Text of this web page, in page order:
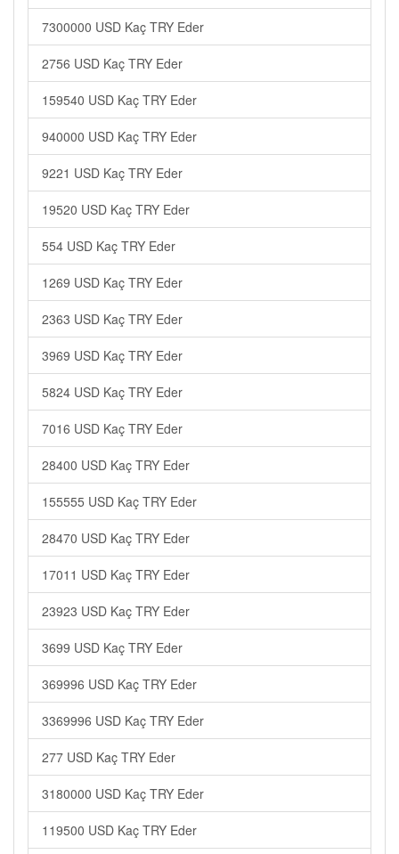
7300000 USD Kaç TRY Eder
2756 USD Kaç TRY Eder
159540 USD Kaç TRY Eder
940000 USD Kaç TRY Eder
9221 USD Kaç TRY Eder
19520 USD Kaç TRY Eder
554 USD Kaç TRY Eder
1269 USD Kaç TRY Eder
2363 USD Kaç TRY Eder
3969 USD Kaç TRY Eder
5824 USD Kaç TRY Eder
7016 USD Kaç TRY Eder
28400 USD Kaç TRY Eder
155555 USD Kaç TRY Eder
28470 USD Kaç TRY Eder
17011 USD Kaç TRY Eder
23923 USD Kaç TRY Eder
3699 USD Kaç TRY Eder
369996 USD Kaç TRY Eder
3369996 USD Kaç TRY Eder
277 USD Kaç TRY Eder
3180000 USD Kaç TRY Eder
119500 USD Kaç TRY Eder